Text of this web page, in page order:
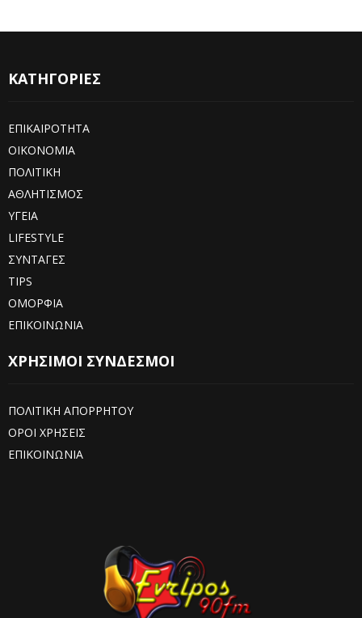
ΚΑΤΗΓΟΡΙΕΣ
ΕΠΙΚΑΙΡΟΤΗΤΑ
ΟΙΚΟΝΟΜΙΑ
ΠΟΛΙΤΙΚΗ
ΑΘΛΗΤΙΣΜΟΣ
ΥΓΕΙΑ
LIFESTYLE
ΣΥΝΤΑΓΕΣ
TIPS
ΟΜΟΡΦΙΑ
ΕΠΙΚΟΙΝΩΝΙΑ
ΧΡΗΣΙΜΟΙ ΣΥΝΔΕΣΜΟΙ
ΠΟΛΙΤΙΚΗ ΑΠΟΡΡΗΤΟΥ
ΟΡΟΙ ΧΡΗΣΕΙΣ
ΕΠΙΚΟΙΝΩΝΙΑ